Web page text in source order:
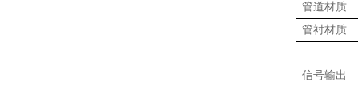
管道材质
管衬材质
信号输出